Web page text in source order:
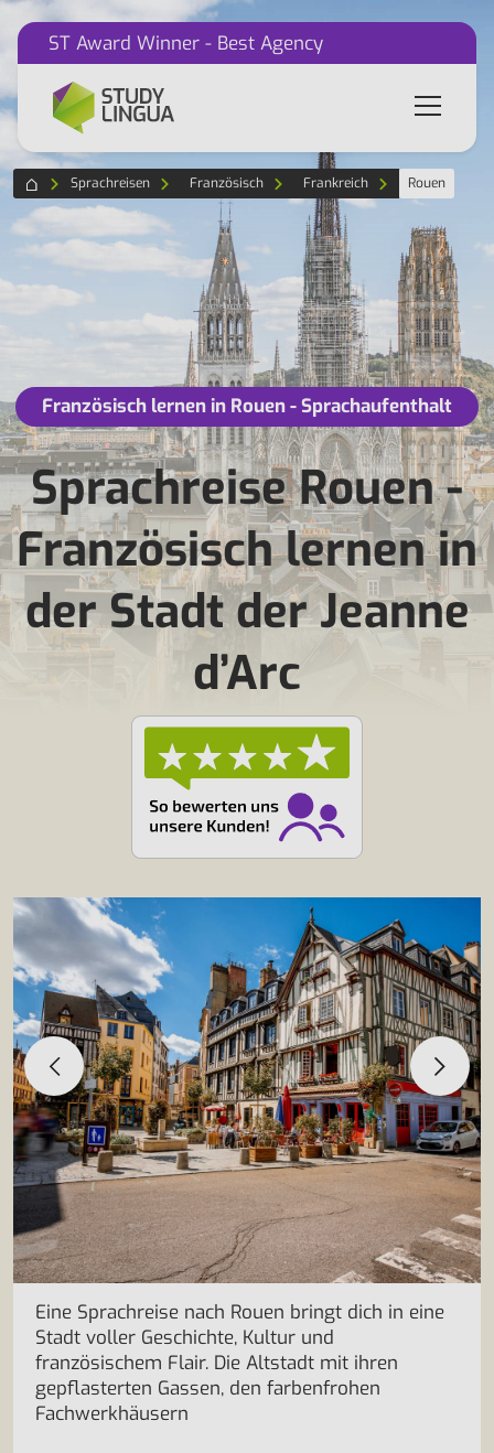
ST Award Winner - Best Agency
Sprachreisen Französisch Frankreich Rouen
Französisch lernen in Rouen - Sprachaufenthalt
Sprachreise Rouen -
Französisch lernen in
der Stadt der Jeanne
d’Arc
Eine Sprachreise nach Rouen bringt dich in eine
Stadt voller Geschichte, Kultur und
französischem Flair. Die Altstadt mit ihren
gepflasterten Gassen, den farbenfrohen
Fachwerkhäusern